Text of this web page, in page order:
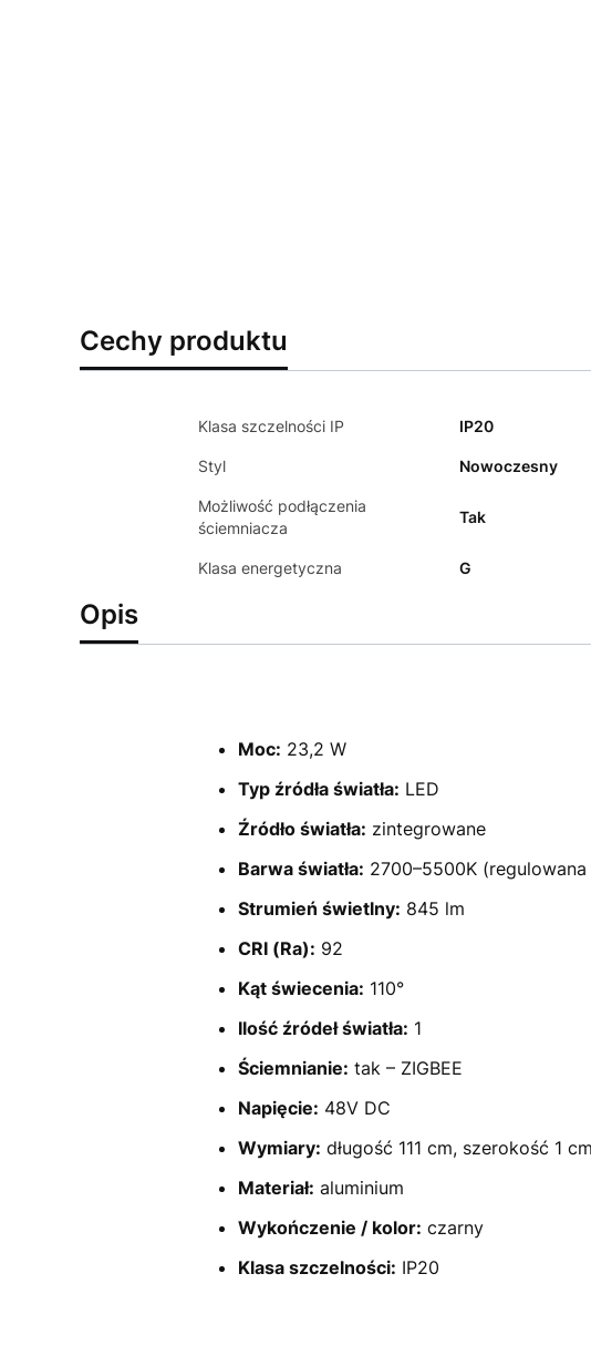
Cechy produktu
Klasa szczelności IP IP20
Styl Nowoczesny
Możliwość podłączenia
ściemniacza
Tak
Klasa energetyczna G
Opis
Moc: 23,2 W
Typ źródła światła: LED
Źródło światła: zintegrowane
Barwa światła: 2700–5500K
Strumień świetlny: 845 lm
CRI (Ra): 92
Kąt świecenia: 110°
Ilość źródeł światła: 1
Ściemnianie: tak – ZIGBEE
Napięcie: 48V DC
Wymiary: długość 111 cm, szerokość 1
Materiał: aluminium
Wykończenie / kolor: czarny
Klasa szczelności: IP20